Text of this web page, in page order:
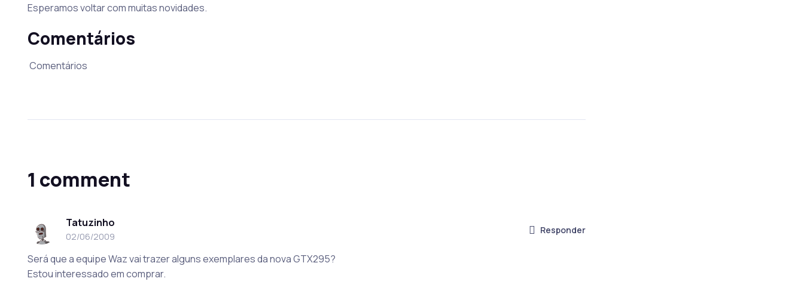
Esperamos voltar com muitas novidades.
Comentários
Comentários
1 comment
Tatuzinho
02/06/2009
Responder
Será que a equipe Waz vai trazer alguns exemplares da nova GTX295?
Estou interessado em comprar.